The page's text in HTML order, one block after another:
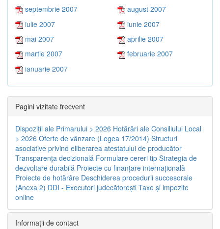
septembrie 2007
august 2007
iulie 2007
iunie 2007
mai 2007
aprilie 2007
martie 2007
februarie 2007
ianuarie 2007
Pagini vizitate frecvent
Dispoziţii ale Primarului > 2026 Hotărâri ale Consiliului Local
> 2026 Oferte de vânzare (Legea 17/2014) Structuri
asociative privind eliberarea atestatului de producător
Transparenţa decizională Formulare cereri tip Strategia de
dezvoltare durabilă Proiecte cu finanţare internaţională
Proiecte de hotărâre Deschiderea procedurii succesorale
(Anexa 2) DDI - Executori judecătorești Taxe şi impozite
online
Informaţii de contact